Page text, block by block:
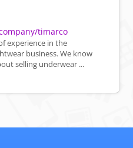
timarco
experience in the
business. We know
selling underwear ...